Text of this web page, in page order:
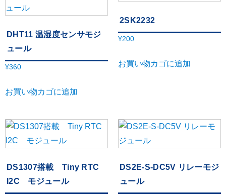
DHT11 温湿度センサモジ
ュール
¥360
お買い物カゴに追加
2SK2232
¥200
お買い物カゴに追加
DS1307搭載 Tiny RTC
I2C モジュール
DS2E-S-DC5V リレーモジ
ュール